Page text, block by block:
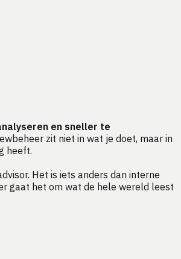
en sneller te
zit niet in wat je doet, maar in
heeft.
Het is iets anders dan interne
gaat het om wat de hele wereld leest